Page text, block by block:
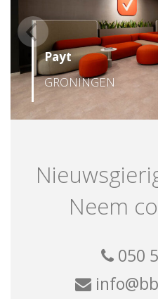
Payt
GRONINGEN
Neem
050